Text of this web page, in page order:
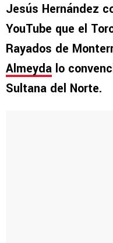
Jesús Hernández
YouTube que el
Rayados de
Almeyda lo
Sultana del Norte.